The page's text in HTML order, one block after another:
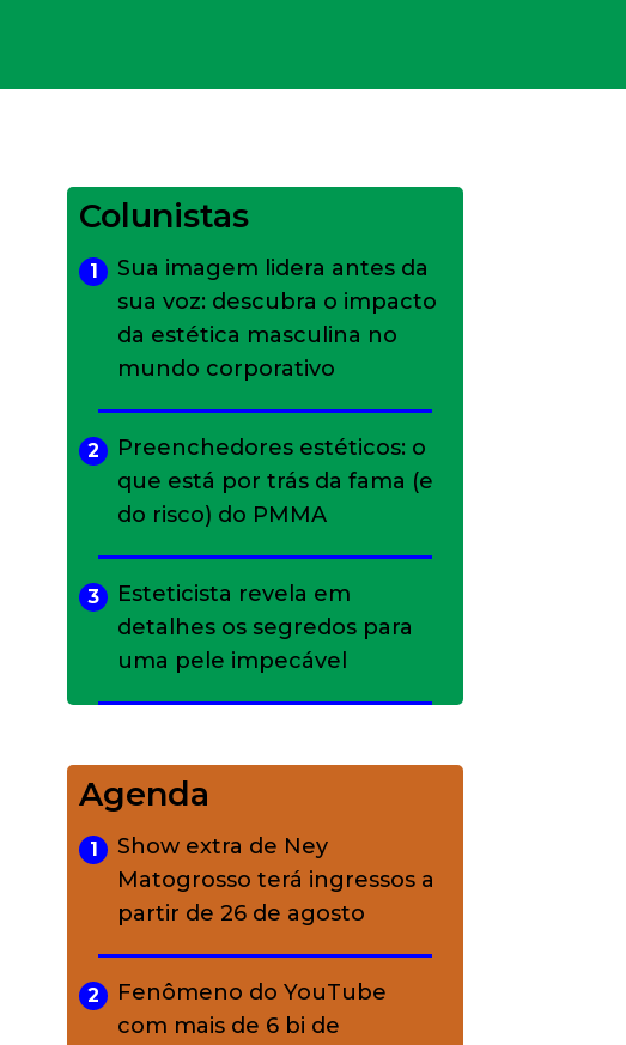
Colunistas
1
Sua imagem lidera antes da
sua voz: descubra o impacto
da estética masculina no
mundo corporativo
2
Preenchedores estéticos: o
que está por trás da fama (e
do risco) do PMMA
3
Esteticista revela em
detalhes os segredos para
uma pele impecável
charme rústico que
conquistou o luxo
A ciência por trás da
skincare: a função de cada
ativo
Agenda
1
Show extra de Ney
Matogrosso terá ingressos a
partir de 26 de agosto
2
Fenômeno do YouTube
com mais de 6 bi de